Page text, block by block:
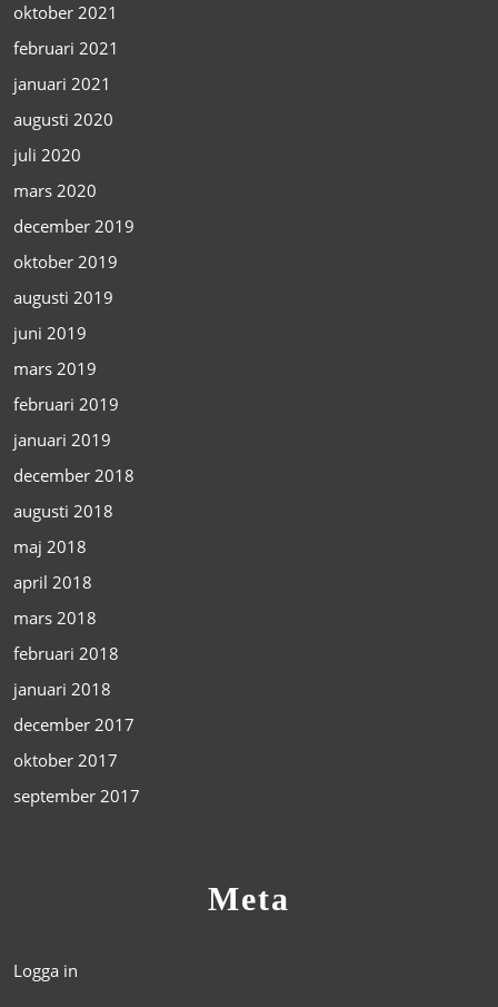
oktober 2021
februari 2021
januari 2021
augusti 2020
juli 2020
mars 2020
december 2019
oktober 2019
augusti 2019
juni 2019
mars 2019
februari 2019
januari 2019
december 2018
augusti 2018
maj 2018
april 2018
mars 2018
februari 2018
januari 2018
december 2017
oktober 2017
september 2017
Meta
Logga in